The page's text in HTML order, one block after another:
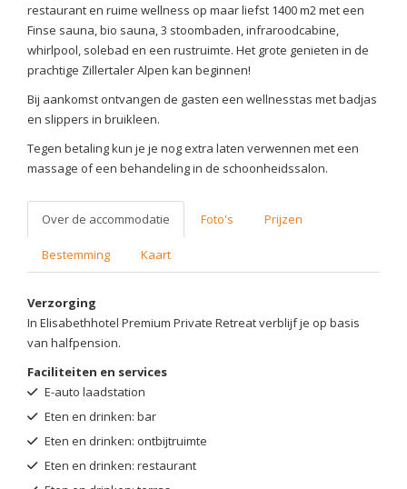
restaurant en ruime wellness op maar liefst 1400 m2 met een
Finse sauna, bio sauna, 3 stoombaden, infraroodcabine,
whirlpool, solebad en een rustruimte. Het grote genieten in de
prachtige Zillertaler Alpen kan beginnen!
Bij aankomst ontvangen de gasten een wellnesstas met badjas
en slippers in bruikleen.
Tegen betaling kun je je nog extra laten verwennen met een
massage of een behandeling in de schoonheidssalon.
Over de accommodatie Foto's Prijzen
Bestemming Kaart
Verzorging
In Elisabethhotel Premium Private Retreat verblijf je op basis
van halfpension.
Faciliteiten en services
E-auto laadstation
Eten en drinken: bar
Eten en drinken: ontbijtruimte
Eten en drinken: restaurant